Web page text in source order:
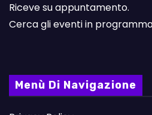
Riceve su appuntamento.
Cerca gli eventi in
Menù Di Navigazione